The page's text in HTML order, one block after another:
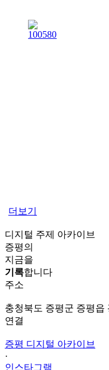
더보기
디지털 주제 아카이브
증평의
지금을
기록합니다
주소
충청북도 증평군 증평읍
연결
증평 디지털 아카이브
·
인스타그램